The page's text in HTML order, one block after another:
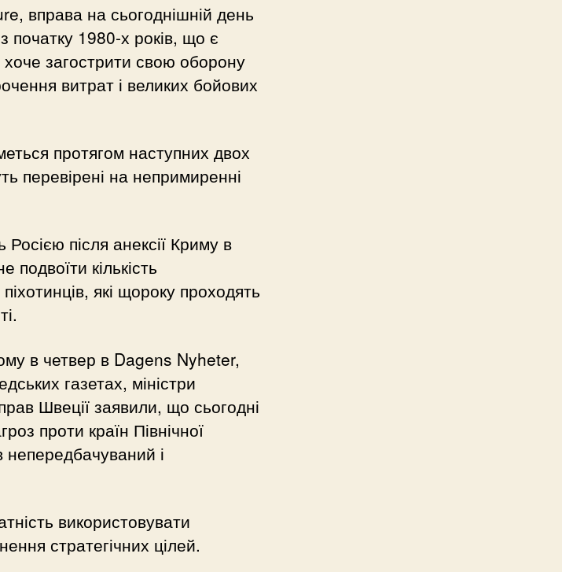
вправа на сьогоднішній день
початку 1980-х років, що є
загострити свою оборону
витрат і великих бойових
протягом наступних двох
перевірені на непримиренні
після анексії Криму в
подвоїти кількість
які щороку проходять
в четвер в Dagens Nyheter,
газетах, міністри
Швеції заявили, що сьогодні
проти країн Північної
і
використовувати
стратегічних цілей.